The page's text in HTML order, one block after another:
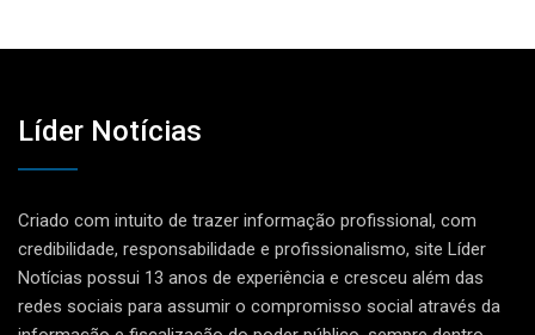
Líder Notícias
Criado com intuito de trazer informação profissional, com
credibilidade, responsabilidade e profissionalismo, site Líder
Notícias possui 13 anos de experiência e cresceu além das
redes sociais para assumir o compromisso social através da